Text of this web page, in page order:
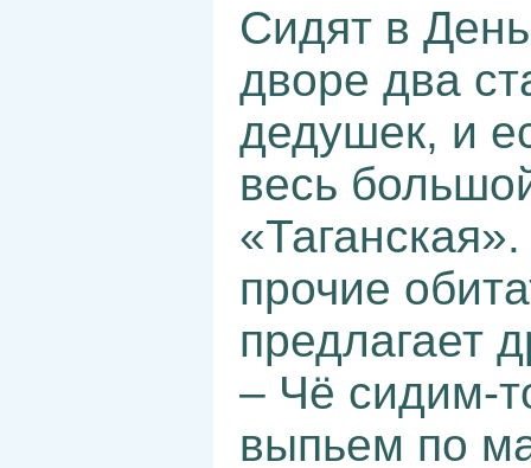
Сидят в
дворе два
дедушек, и
весь
прочие
предлагает
– Чё сидим-
выпьем по